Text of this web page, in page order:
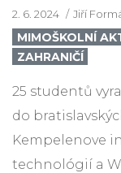
2. 6. 2024 Jiří
MIMOŠKOLNÍ
ZAHRANIČÍ
25 studentů
do
Kempelenove
technológií a